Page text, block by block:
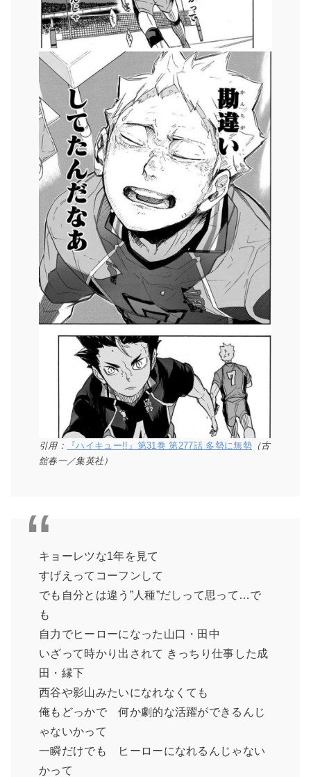
引用： 『ハイキュー!!』第31巻 第277話 多勢に無勢（古
舘春一／集英社）
キョーレツな1年を見て
すげえってコーフンして
でも自分とは違う”人種”だしって思って…で
も
自力でヒーローになった山口・田中
いざって時かり出されて きっちり仕事した成
田・縁下
西谷や影山みたいになれなくても
俺もどっかで 何か劇的な活躍ができるんじ
ゃないかって
一瞬だけでも ヒーローになれるんじゃない
かって